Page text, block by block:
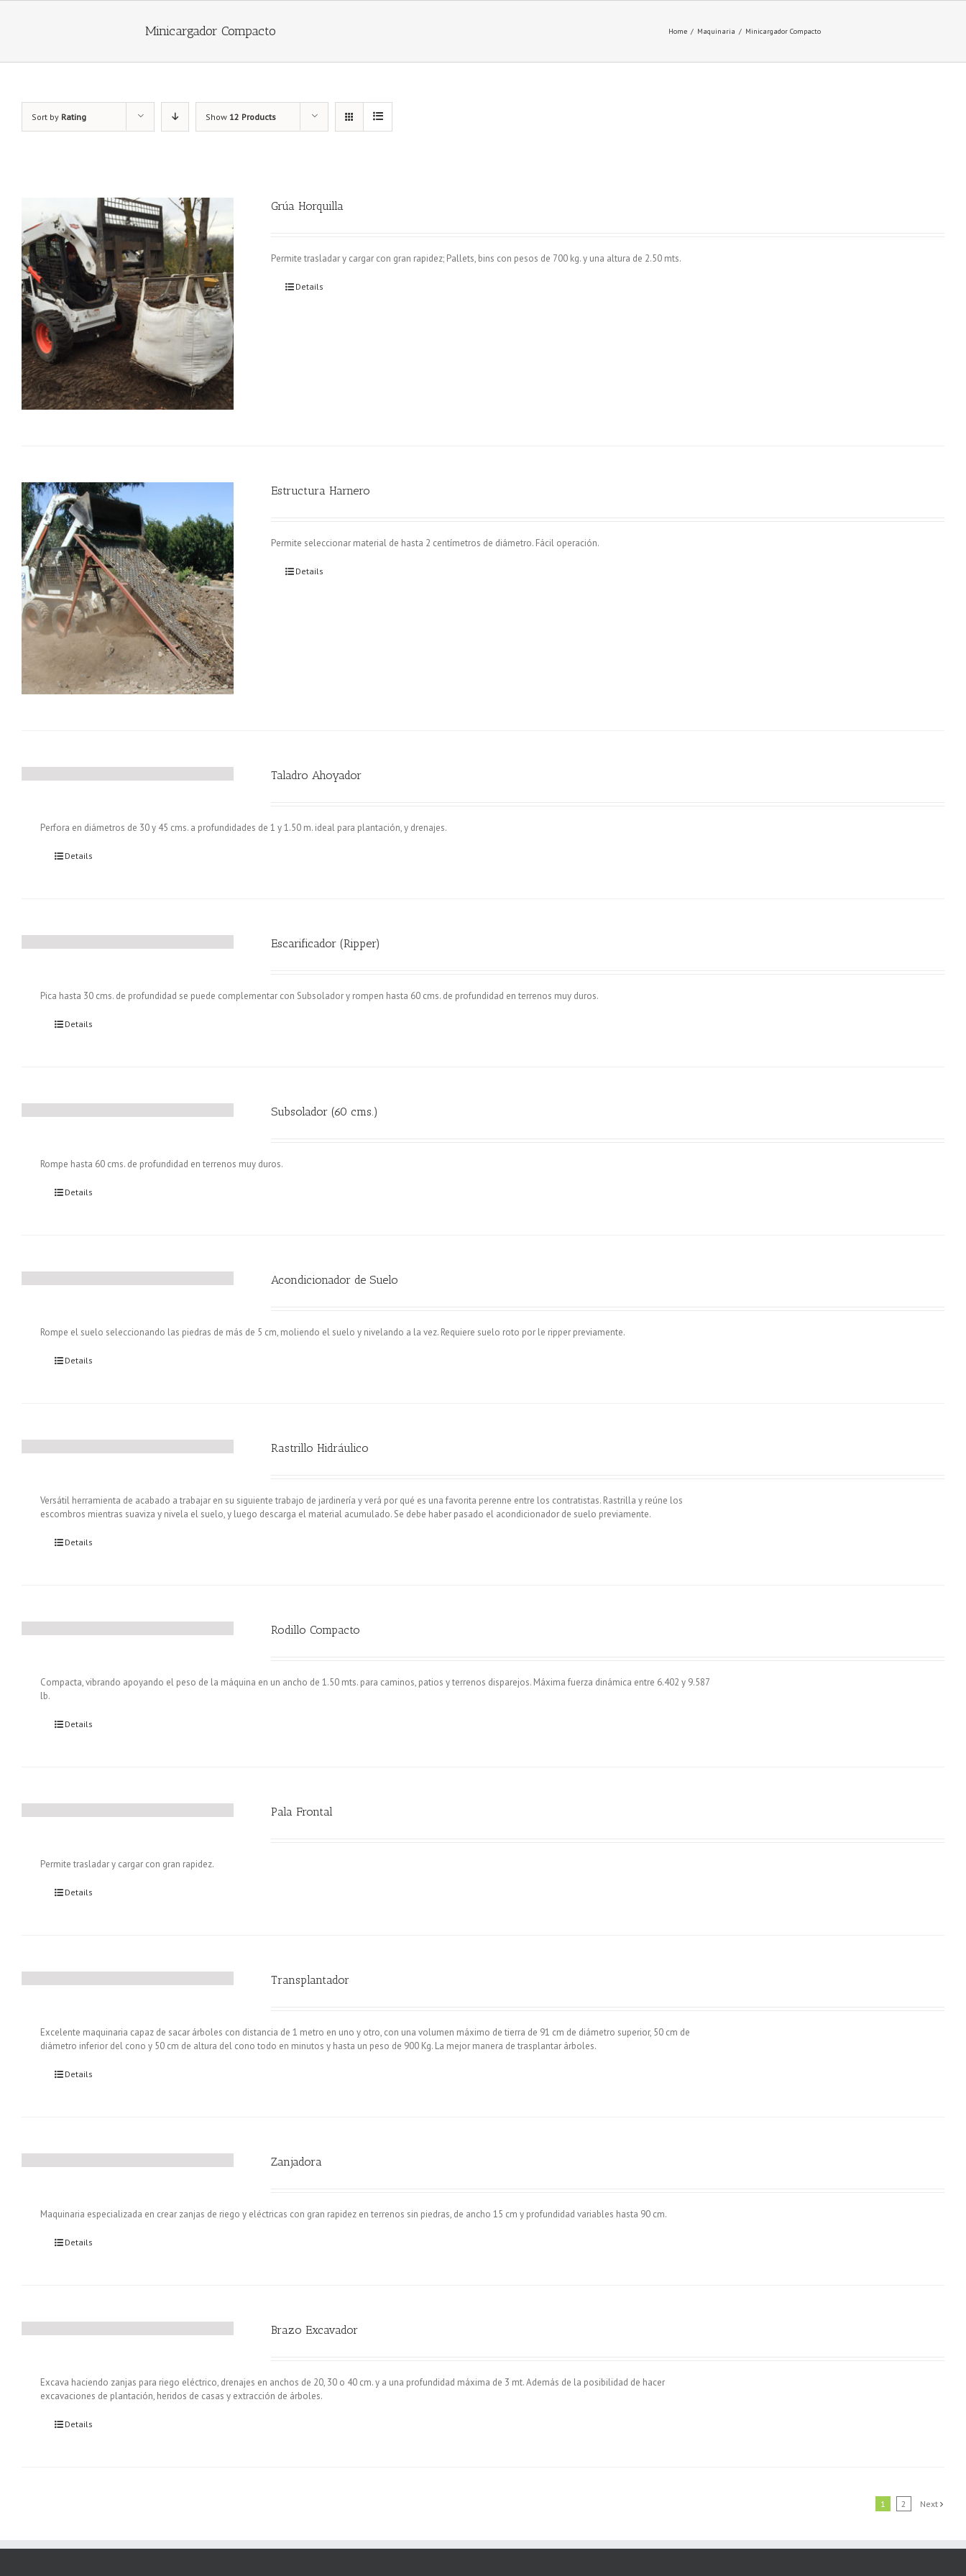
Minicargador Compacto Home / Maquinaria / Minicargador Compacto
Sort by Rating Show 12 Products
Grúa Horquilla
Permite trasladar y cargar con gran rapidez; Pallets, bins con pesos de 700 kg. y una altura de 2.50 mts.
Details
Estructura Harnero
Permite seleccionar material de hasta 2 centímetros de diámetro. Fácil operación.
Details
Taladro Ahoyador
Perfora en diámetros de 30 y 45 cms. a profundidades de 1 y 1.50 m. ideal para plantación, y drenajes.
Details
Escarificador (Ripper)
Pica hasta 30 cms. de profundidad se puede complementar con Subsolador y rompen hasta 60 cms. de profundidad en terrenos muy duros.
Details
Subsolador (60 cms.)
Rompe hasta 60 cms. de profundidad en terrenos muy duros.
Details
Acondicionador de Suelo
Rompe el suelo seleccionando las piedras de más de 5 cm, moliendo el suelo y nivelando a la vez. Requiere suelo roto por le ripper previamente.
Details
Rastrillo Hidráulico
Versátil herramienta de acabado a trabajar en su siguiente trabajo de jardinería y verá por qué es una favorita perenne entre los contratistas. Rastrilla y reúne los
escombros mientras suaviza y nivela el suelo, y luego descarga el material acumulado. Se debe haber pasado el acondicionador de suelo previamente.
Details
Rodillo Compacto
Compacta, vibrando apoyando el peso de la máquina en un ancho de 1.50 mts. para caminos, patios y terrenos disparejos. Máxima fuerza dinámica entre 6.402 y 9.587
lb.
Details
Pala Frontal
Permite trasladar y cargar con gran rapidez.
Details
Transplantador
Excelente maquinaria capaz de sacar árboles con distancia de 1 metro en uno y otro, con una volumen máximo de tierra de 91 cm de diámetro superior, 50 cm de
diámetro inferior del cono y 50 cm de altura del cono todo en minutos y hasta un peso de 900 Kg. La mejor manera de trasplantar árboles.
Details
Zanjadora
Maquinaria especializada en crear zanjas de riego y eléctricas con gran rapidez en terrenos sin piedras, de ancho 15 cm y profundidad variables hasta 90 cm.
Details
Brazo Excavador
Excava haciendo zanjas para riego eléctrico, drenajes en anchos de 20, 30 o 40 cm. y a una profundidad máxima de 3 mt. Además de la posibilidad de hacer
excavaciones de plantación, heridos de casas y extracción de árboles.
Details
1 2 Next